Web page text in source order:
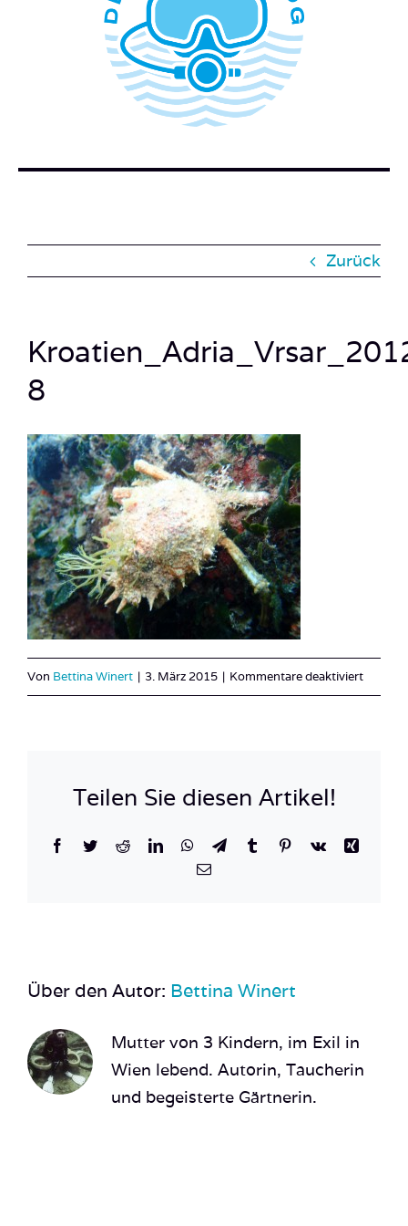
WER STECKT HINTER DEM TAUCHERBLOG?
BUCH BESTELLEN
Zurück
8
Von Bettina Winert | 3. März 2015 | Kommentare deaktiviertfür
Teilen Sie diesen Artikel!
Facebook
TwitterRedditLinkedInWhatsApp
TelegramTumblrPinterest
Vk
Xing
E-
Über den Autor: Bettina Winert
Mutter von 3 Kindern, im Exil in
Wien lebend. Autorin, Taucherin
und begeisterte Gärtnerin.